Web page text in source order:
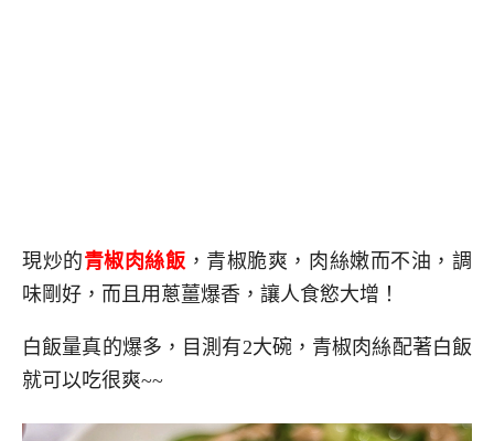
現炒的青椒肉絲飯 ，青椒脆爽，肉絲嫩而不油，調
味剛好，而且用蔥薑爆香，讓人食慾大增！
白飯量真的爆多，目測有2大碗，青椒肉絲配著白飯
就可以吃很爽~~